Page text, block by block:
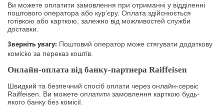
Ви можете оплатити замовлення при отриманні у відділенні
поштового оператора або кур'єру. Оплата здійснюється
готівкою або карткою, залежно від можливостей служби
доставки.
Зверніть увагу: Поштовий оператор може стягувати додаткову
комісію за переказ коштів.
Онлайн-оплата від банку-партнера Raiffeisen
Швидкий та безпечний спосіб оплати через онлайн-сервіс
Raiffeisen. Ви можете оплатити замовлення карткою будь-
якого банку без комісії.